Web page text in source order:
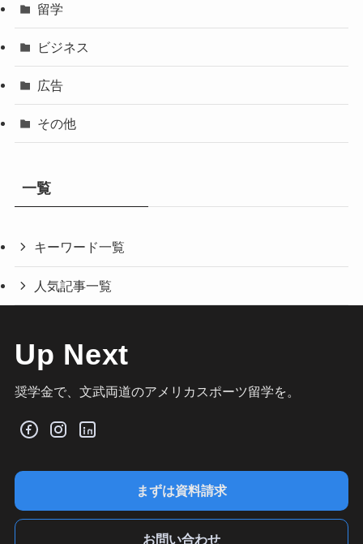
留学
ビジネス
広告
その他
一覧
キーワード一覧
人気記事一覧
Up Next
奨学金で、文武両道のアメリカスポーツ留学を。
まずは資料請求
お問い合わせ